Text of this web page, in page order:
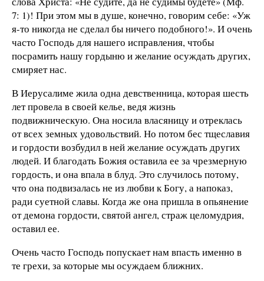
7: 1)! При этом мы в душе, конечно, говорим себе: «Уж
я-то никогда не сделал бы ничего подобного!». И очень
часто Господь для нашего исправления, чтобы
посрамить нашу гордыню и желание осуждать других,
смиряет нас.
В Иерусалиме жила одна девственница, которая шесть
лет провела в своей келье, ведя жизнь
подвижническую. Она носила власяницу и отреклась
от всех земных удовольствий. Но потом бес тщеславия
и гордости возбудил в ней желание осуждать других
людей. И благодать Божия оставила ее за чрезмерную
гордость, и она впала в блуд. Это случилось потому,
что она подвизалась не из любви к Богу, а напоказ,
ради суетной славы. Когда же она пришла в опьянение
от демона гордости, святой ангел, страж целомудрия,
оставил ее.
Очень часто Господь попускает нам впасть именно в
те грехи, за которые мы осуждаем ближних.